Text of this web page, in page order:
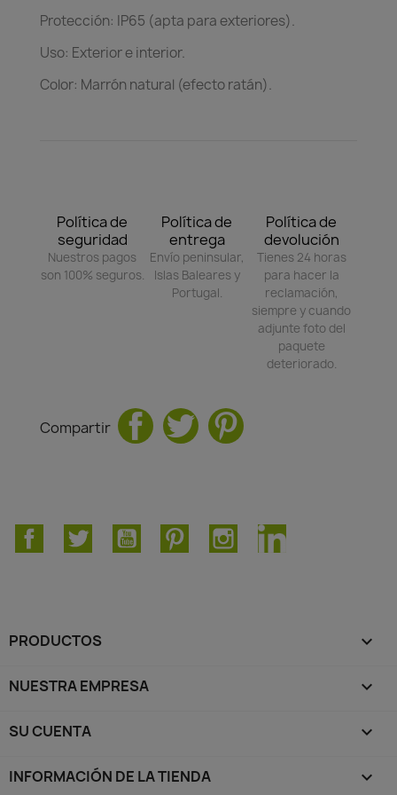
Protección: IP65 (apta para exteriores).
Uso: Exterior e interior.
Color: Marrón natural (efecto ratán).
Política de
seguridad
Nuestros pagos
son 100% seguros.
Política de
entrega
Envío peninsular,
Islas Baleares y
Portugal.
Política de
devolución
Tienes 24 horas
para hacer la
reclamación,
siempre y cuando
adjunte foto del
paquete
deteriorado.
Compartir
FacebookTwitter YouTube PinterestInstagramLinkedIn
PRODUCTOS 
NUESTRA EMPRESA 
SU CUENTA 
INFORMACIÓN DE LA TIENDA keyboard_arrow_down